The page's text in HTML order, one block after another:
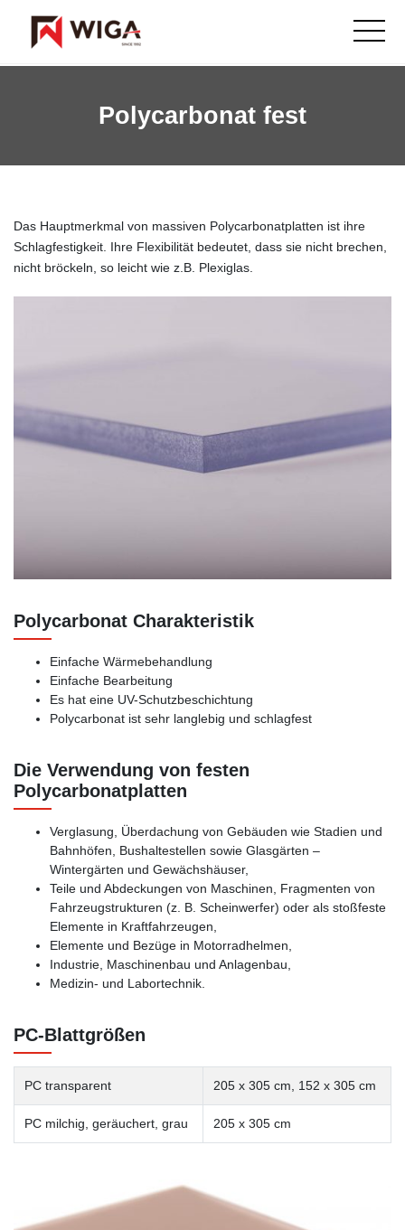
Polycarbonat fest
Das Hauptmerkmal von massiven Polycarbonatplatten ist ihre
Schlagfestigkeit. Ihre Flexibilität bedeutet, dass sie nicht brechen,
nicht bröckeln, so leicht wie z.B. Plexiglas.
Polycarbonat Charakteristik
Einfache Wärmebehandlung
Einfache Bearbeitung
Es hat eine UV-Schutzbeschichtung
Polycarbonat ist sehr langlebig und schlagfest
Die Verwendung von festen
Polycarbonatplatten
Verglasung, Überdachung von Gebäuden wie Stadien und
Bahnhöfen, Bushaltestellen sowie Glasgärten –
Wintergärten und Gewächshäuser,
Teile und Abdeckungen von Maschinen, Fragmenten von
Fahrzeugstrukturen (z. B. Scheinwerfer) oder als stoßfeste
Elemente in Kraftfahrzeugen,
Elemente und Bezüge in Motorradhelmen,
Industrie, Maschinenbau und Anlagenbau,
Medizin- und Labortechnik.
PC-Blattgrößen
PC transparent 205 x 305 cm, 152 x 305 cm
PC milchig, geräuchert, grau 205 x 305 cm